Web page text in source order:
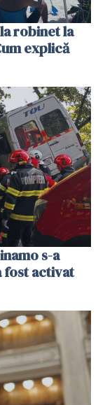
robinet la
explică
s-a
fost activat